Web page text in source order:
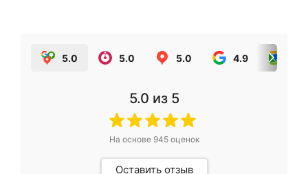
5.0 5.0 5.0 4.9
5.0 из 5
На основе 945оценок
Оставить отзыв